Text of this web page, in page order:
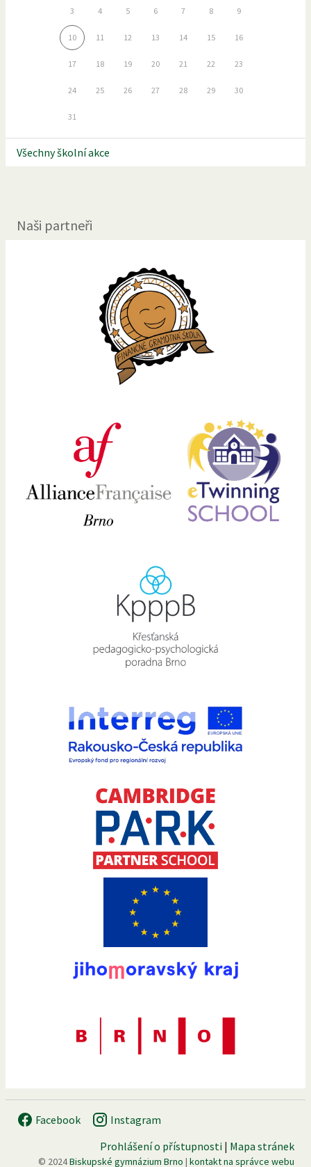
3 4 5 6 7 8 9
10 11 12 13 14 15 16
17 18 19 20 21 22 23
24 25 26 27 28 29 30
31
Všechny školní akce
Naši partneři
Facebook
Instagram
Prohlášení o přístupnosti | Mapa stránek
© 2024Biskupské gymnázium Brno | kontakt na správce webu